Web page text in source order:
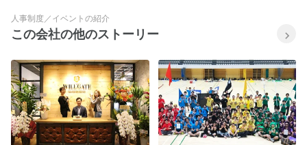
人事制度／イベントの紹介
この会社の他のストーリー